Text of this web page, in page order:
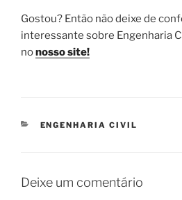
Gostou? Então não deixe de
interessante sobre Engenharia
nonosso site!
CATEGORIAS
ENGENHARIA CIVIL
Deixe um comentário